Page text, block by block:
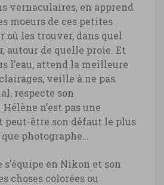
vernaculaires, en apprend
moeurs de ces petites
où les trouver, dans quel
autour de quelle proie. Et
l’eau, attend la meilleure
veille à ne pas
respecte son
n’est pas une
peut-être son défaut le plus
photographe…
en Nikon et son
choses colorées ou